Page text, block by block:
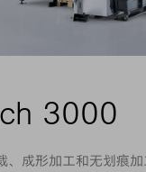
3000
、成形加工和无划痕加